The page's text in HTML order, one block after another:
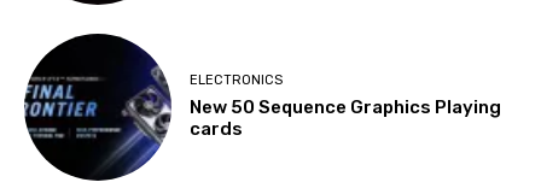
ELECTRONICS
New 50 Sequence Graphics Playing
cards